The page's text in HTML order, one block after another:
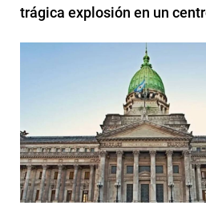
trágica explosión en un